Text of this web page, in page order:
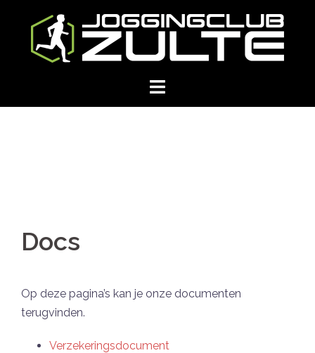
content
Docs
Op deze pagina’s kan je onze documenten
terugvinden.
Verzekeringsdocument